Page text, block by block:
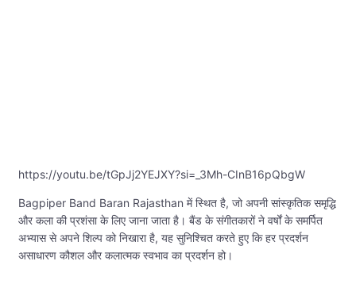
https://youtu.be/tGpJj2YEJXY?si=_3Mh-CInB16pQbgW
Bagpiper Band Baran Rajasthan में स्थित है, जो अपनी सांस्कृतिक समृद्धि
और कला की प्रशंसा के लिए जाना जाता है। बैंड के संगीतकारों ने वर्षों के समर्पित
अभ्यास से अपने शिल्प को निखारा है, यह सुनिश्चित करते हुए कि हर प्रदर्शन
असाधारण कौशल और कलात्मक स्वभाव का प्रदर्शन हो।